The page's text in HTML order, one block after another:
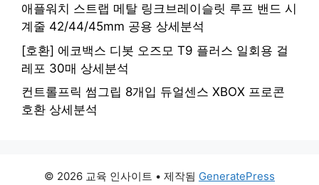
애플워치 스트랩 메탈 링크브레이슬릿 루프 밴드 시
계줄 42/44/45mm 공용 상세분석
[호환] 에코백스 디봇 오즈모 T9 플러스 일회용 걸
레포 30매 상세분석
컨트롤프릭 썸그립 8개입 듀얼센스 XBOX 프로콘
호환 상세분석
© 2026 교육 인사이트 • 제작됨 GeneratePress